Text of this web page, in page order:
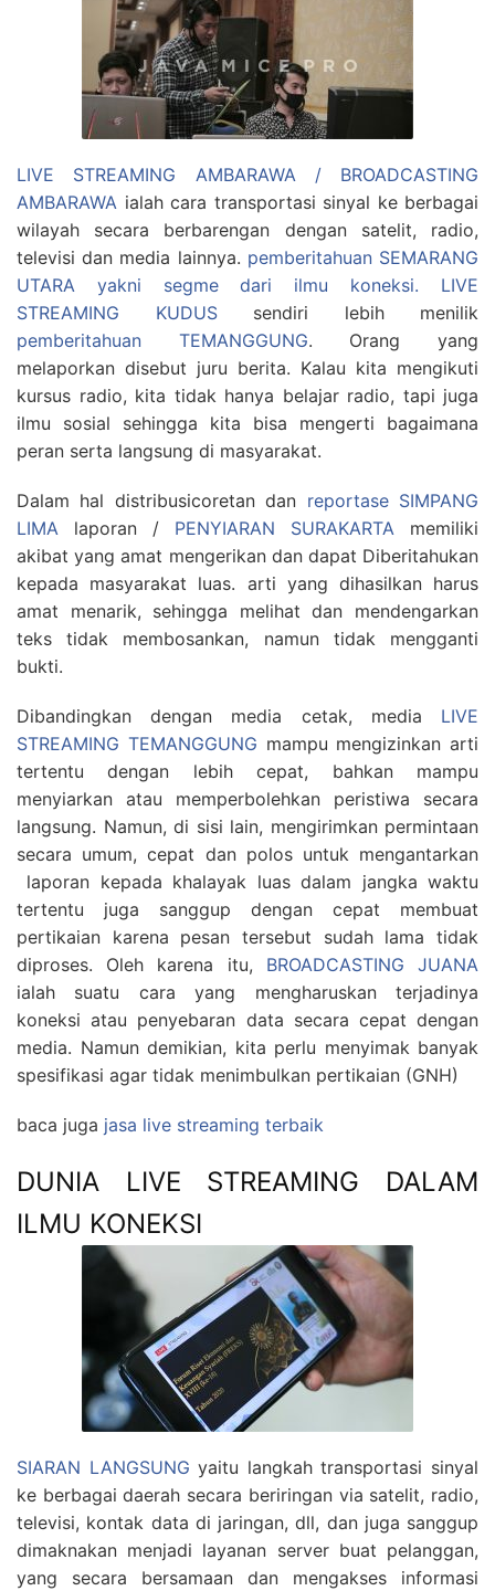
LIVE STREAMING AMBARAWA / BROADCASTING
AMBARAWA ialah cara transportasi sinyal ke berbagai
wilayah secara berbarengan dengan satelit, radio,
televisi dan media lainnya. pemberitahuan SEMARANG
UTARA yakni segme dari ilmu koneksi. LIVE
STREAMING KUDUSsendiri lebih menilik
pemberitahuan TEMANGGUNG. Orang yang
melaporkan disebut juru berita. Kalau kita mengikuti
kursus radio, kita tidak hanya belajar radio, tapi juga
ilmu sosial sehingga kita bisa mengerti bagaimana
peran serta langsung di masyarakat.
Dalam hal distribusicoretan dan reportase SIMPANG
LIMA laporan / PENYIARAN SURAKARTA memiliki
akibat yang amat mengerikan dan dapat Diberitahukan
kepada masyarakat luas. arti yang dihasilkan harus
amat menarik, sehingga melihat dan mendengarkan
teks tidak membosankan, namun tidak mengganti
bukti.
Dibandingkan dengan media cetak, media LIVE
STREAMING TEMANGGUNG mampu mengizinkan arti
tertentu dengan lebih cepat, bahkan mampu
menyiarkan atau memperbolehkan peristiwa secara
langsung. Namun, di sisi lain, mengirimkan permintaan
secara umum, cepat dan polos untuk mengantarkan
laporan kepada khalayak luas dalam jangka waktu
tertentu juga sanggup dengan cepat membuat
pertikaian karena pesan tersebut sudah lama tidak
diproses. Oleh karena itu, BROADCASTING JUANA
ialah suatu cara yang mengharuskan terjadinya
koneksi atau penyebaran data secara cepat dengan
media. Namun demikian, kita perlu menyimak banyak
spesifikasi agar tidak menimbulkan pertikaian (GNH)
baca juga jasa live streaming terbaik
DUNIA LIVE STREAMING DALAM
ILMU KONEKSI
SIARAN LANGSUNG yaitu langkah transportasi sinyal
ke berbagai daerah secara beriringan via satelit, radio,
televisi, kontak data di jaringan, dll, dan juga sanggup
dimaknakan menjadi layanan server buat pelanggan,
yang secara bersamaan dan mengakses informasi